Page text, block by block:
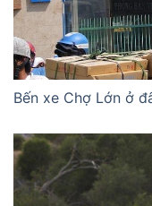
Bến xe Chợ Lớn ở